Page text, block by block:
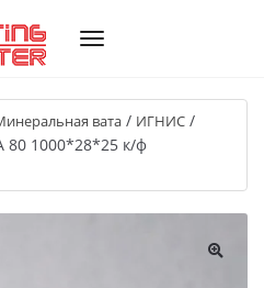
вата / ИГНИС /
80 1000*28*25 к/ф